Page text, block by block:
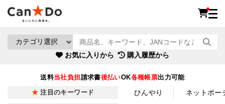
お気に入りから 購入履歴から
送料当社負担請求書後払いOK各種帳票出力可能
注目のキーワード ひんやり ネットポー